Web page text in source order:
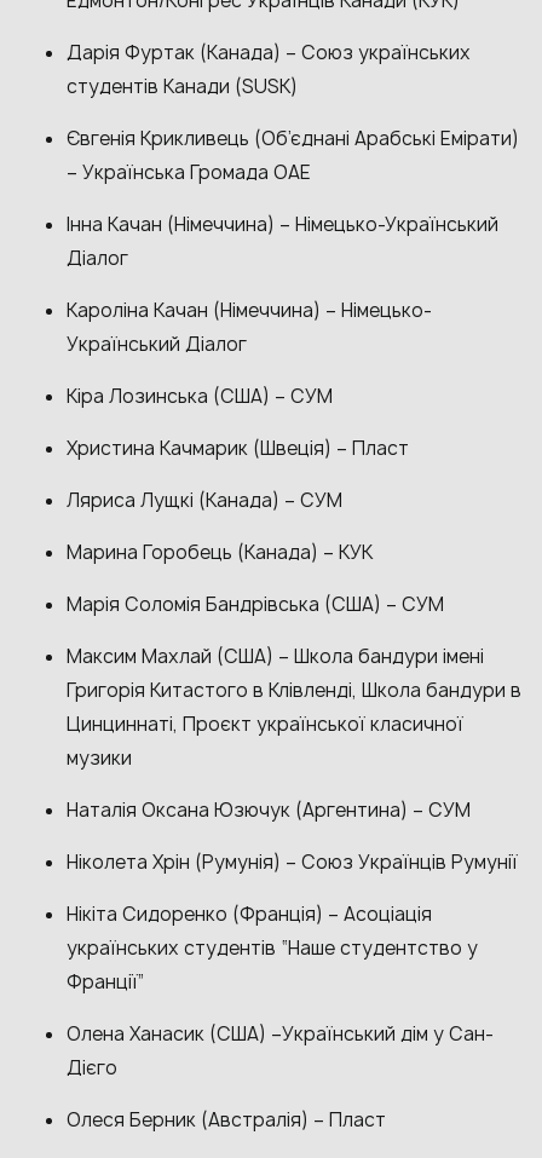
Дарія Фуртак (Канада) – Союз українських
студентів Канади (SUSK)
Євгенія Крикливець (Об’єднані Арабські Емірати)
– Українська Громада ОАЕ
Інна Качан (Німеччина) – Німецько-Український
Діалог
Кароліна Качан (Німеччина) – Німецько-
Український Діалог
Кіра Лозинська (США) – СУМ
Христина Качмарик (Швеція) – Пласт
Ляриса Лущкі (Канада) – СУМ
Марина Горобець (Канада) – КУК
Марія Соломія Бандрівська (США) – СУМ
Максим Махлай (США) – Школа бандури імені
Григорія Китастого в Клівленді, Школа бандури в
Цинциннаті, Проєкт української класичної
музики
Наталія Оксана Юзючук (Аргентина) – СУМ
Ніколета Хрін (Румунія) – Союз Українців Румунії
Нікіта Сидоренко (Франція) – Асоціація
українських студентів “Наше студентство у
Франції”
Олена Ханасик (США) –Український дім у Сан-
Дієго
Олеся Берник (Австралія) – Пласт